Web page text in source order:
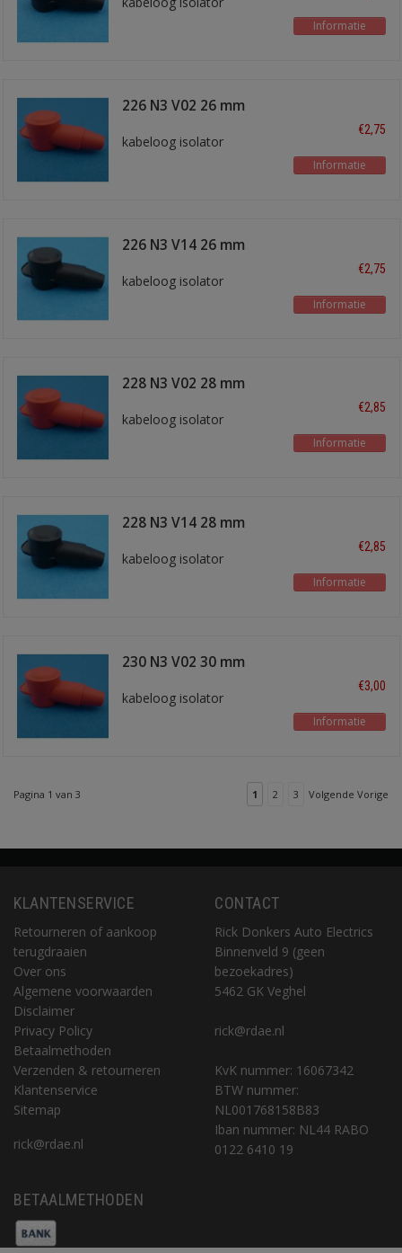
Informatie
226 N3 V02 26 mm
kabeloog isolator
€2,75
Informatie
226 N3 V14 26 mm
kabeloog isolator
€2,75
Informatie
228 N3 V02 28 mm
kabeloog isolator
€2,85
Informatie
228 N3 V14 28 mm
kabeloog isolator
€2,85
Informatie
230 N3 V02 30 mm
kabeloog isolator
€3,00
Informatie
Pagina 1 van 3 1 2 3 Volgende Vorige
KLANTENSERVICE
Retourneren of aankoop
terugdraaien
Over ons
Algemene voorwaarden
Disclaimer
Privacy Policy
Betaalmethoden
Verzenden & retourneren
Klantenservice
Sitemap
rick@rdae.nl
CONTACT
Rick Donkers Auto Electrics
Binnenveld 9 (geen
bezoekadres)
5462 GK Veghel
rick@rdae.nl
KvK nummer: 16067342
BTW nummer:
NL001768158B83
Iban nummer: NL44 RABO
0122 6410 19
BETAALMETHODEN